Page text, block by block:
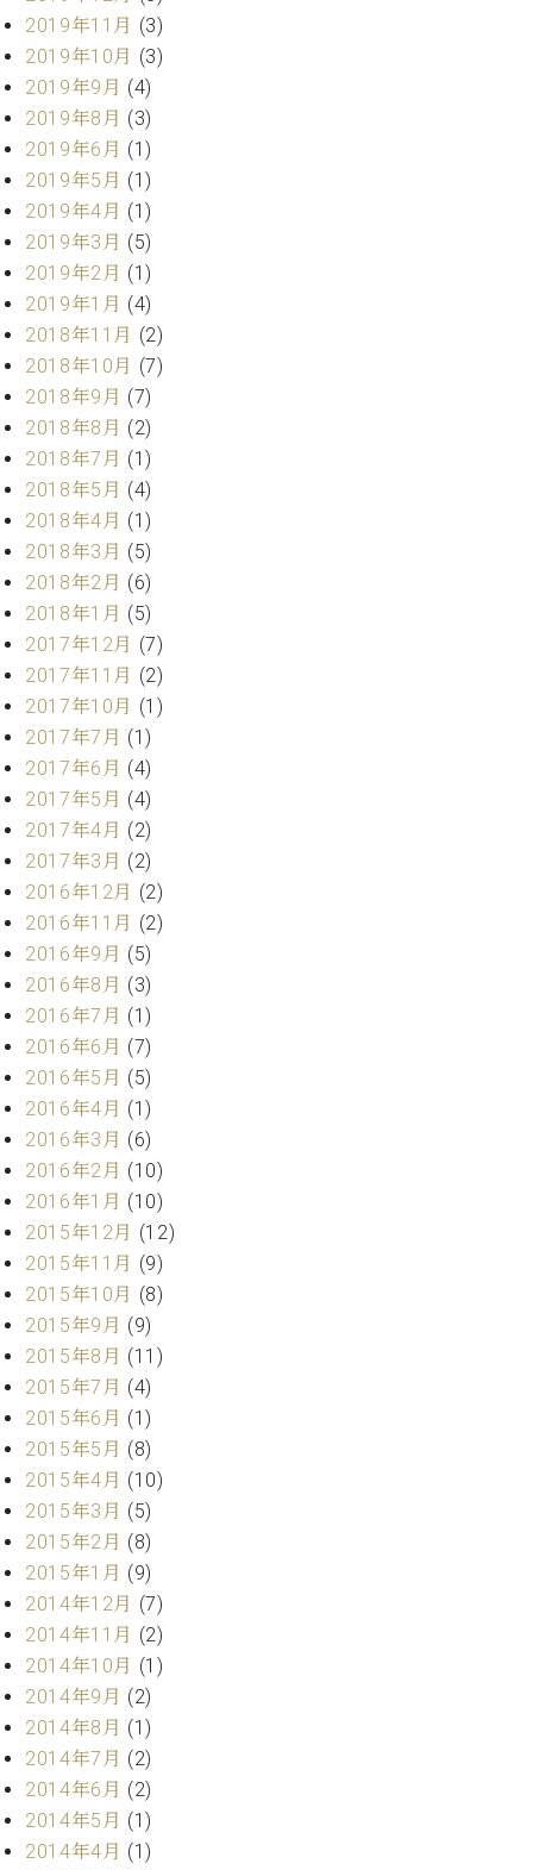
W.
ホ
フ
マ
ン
プ
ロ
フ
ェ
ッ
シ
ョ
ル
W.
ホ
フ
マ
ン
ト
ラ
デ
ィ
シ
ョ
ン
W.
ホ
フ
マ
ン
ヴ
ィ
ジ
ョ
ン
C.BECHSTEIN
Digital(ベ
ヒ
シ
ュ
タ
イ
ン
デ
ジ
タ
ル)
内
(PDF)
い
合
わ
せ
本
：
八
王
子
・
技
術
営
セ
ン
タ
ス
ッ
フ
ご
挨
拶
技
者
紹
介
展示
情報
【ユ
ーロ
ピア
ノ特
選中
古】
イ
ン
ト
情
報
八
子
工
房
ブ
ロ
グ
ク
セ
ス
お
問
合
わ
せ
2019年11月 (3)
2019年10月 (3)
2019年9月 (4)
2019年8月 (3)
2019年6月 (1)
2019年5月 (1)
2019年4月 (1)
2019年3月 (5)
2019年2月 (1)
2019年1月 (4)
2018年11月 (2)
2018年10月 (7)
2018年9月 (7)
2018年8月 (2)
2018年7月 (1)
2018年5月 (4)
2018年4月 (1)
2018年3月 (5)
2018年2月 (6)
2018年1月 (5)
2017年12月 (7)
2017年11月 (2)
2017年10月 (1)
2017年7月 (1)
2017年6月 (4)
2017年5月 (4)
2017年4月 (2)
2017年3月 (2)
2016年12月 (2)
2016年11月 (2)
2016年9月 (5)
2016年8月 (3)
2016年7月 (1)
2016年6月 (7)
2016年5月 (5)
2016年4月 (1)
2016年3月 (6)
2016年2月 (10)
2016年1月 (10)
2015年12月 (12)
2015年11月 (9)
2015年10月 (8)
2015年9月 (9)
2015年8月 (11)
2015年7月 (4)
2015年6月 (1)
2015年5月 (8)
2015年4月 (10)
2015年3月 (5)
2015年2月 (8)
2015年1月 (9)
2014年12月 (7)
2014年11月 (2)
2014年10月 (1)
2014年9月 (2)
2014年8月 (1)
2014年7月 (2)
2014年6月 (2)
2014年5月 (1)
2014年4月 (1)